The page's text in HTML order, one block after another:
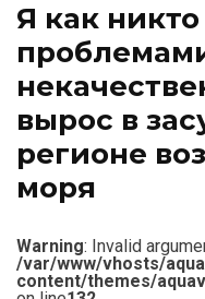
Я как
вырос в
регионе
моря
Warning: Invalid
/var/www/vhosts/
content/themes/